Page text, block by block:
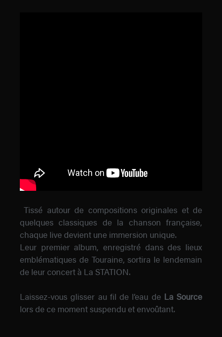
Tissé autour de compositions originales et de
quelques classiques de la chanson française,
chaque live devient une immersion unique.
Leur premier album, enregistré dans des lieux
emblématiques de Touraine, sortira le lendemain
de leur concert à La STATION.
Laissez-vous glisser au fil de l’eau de La Source
lors de ce moment suspendu et envoûtant.